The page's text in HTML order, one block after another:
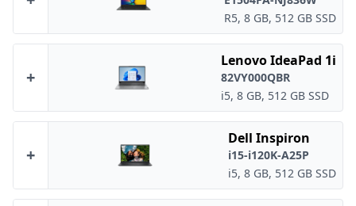
R5, 8 GB, 512 GB SSD
+
Lenovo IdeaPad 1i
82VY000QBR
i5, 8 GB, 512 GB SSD
+
Dell Inspiron
i15-i120K-A25P
i5, 8 GB, 512 GB SSD